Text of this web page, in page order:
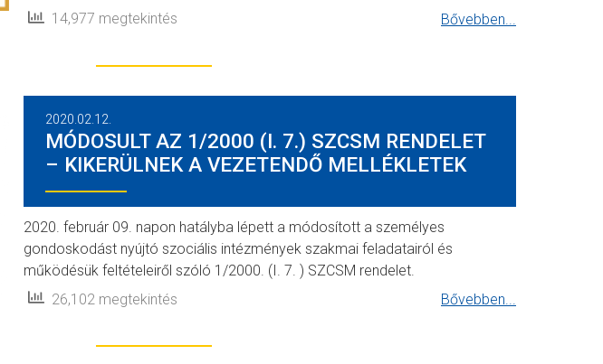
14,977 megtekintés
Bővebben...
2020.02.12.
MÓDOSULT AZ 1/2000 (I. 7.) SZCSM RENDELET
– KIKERÜLNEK A VEZETENDŐ MELLÉKLETEK
2020. február 09. napon hatályba lépett a módosított a személyes
gondoskodást nyújtó szociális intézmények szakmai feladatairól és
működésük feltételeiről szóló 1/2000. (I. 7. ) SZCSM rendelet.
26,102 megtekintés
Bővebben...